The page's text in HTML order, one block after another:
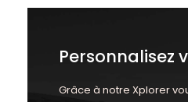
Personnalisez
Grâce à notre Xplorer